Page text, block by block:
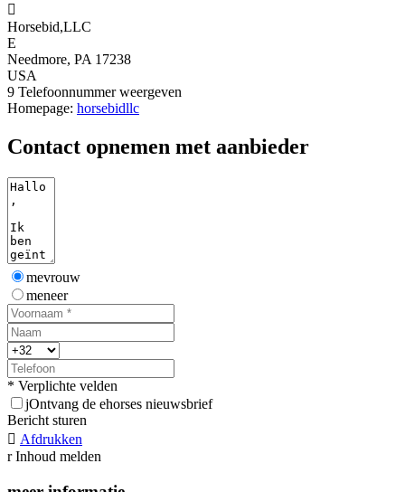

Horsebid,LLC
E
Needmore, PA 17238
USA
9 Telefoonnummer weergeven
Homepage: horsebidllc
Contact opnemen met aanbieder
mevrouw
meneer
* Verplichte velden
jOntvang de ehorses nieuwsbrief
Bericht sturen
 Afdrukken
r Inhoud melden